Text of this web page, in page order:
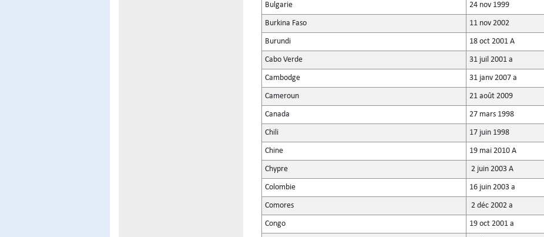
Bulgarie 24 nov 1999
Burkina Faso 11 nov 2002
Burundi 18 oct 2001 A
Cabo Verde 31 juil 2001 a
Cambodge 31 janv 2007 a
Cameroun 21 août 2009
Canada 27 mars 1998
Chili 17 juin 1998
Chine 19 mai 2010 A
Chypre 2 juin 2003 A
Colombie 16 juin 2003 a
Comores 2 déc 2002 a
Congo 19 oct 2001 a